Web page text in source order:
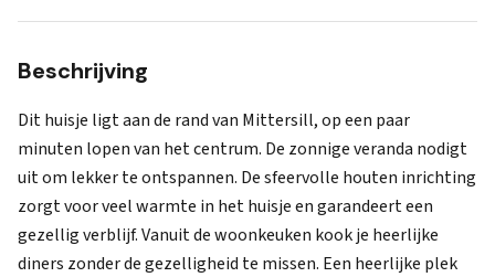
Beschrijving
Dit huisje ligt aan de rand van Mittersill, op een paar
minuten lopen van het centrum. De zonnige veranda nodigt
uit om lekker te ontspannen. De sfeervolle houten inrichting
zorgt voor veel warmte in het huisje en garandeert een
gezellig verblijf. Vanuit de woonkeuken kook je heerlijke
diners zonder de gezelligheid te missen. Een heerlijke plek